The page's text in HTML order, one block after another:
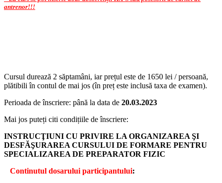
antrenor!!!
Cursul durează 2 săptamâni, iar prețul este de 1650 lei / persoană,
plătibili în contul de mai jos (în preț este inclusă taxa de examen).
Perioada de înscriere: până la data de 20.03.2023
Mai jos puteți citi condițiile de înscriere:
INSTRUCŢIUNI CU PRIVIRE LA ORGANIZAREA ŞI
DESFĂŞURAREA CURSULUI DE FORMARE PENTRU
SPECIALIZAREA DE PREPARATOR FIZIC
Continutul dosarului participantului: